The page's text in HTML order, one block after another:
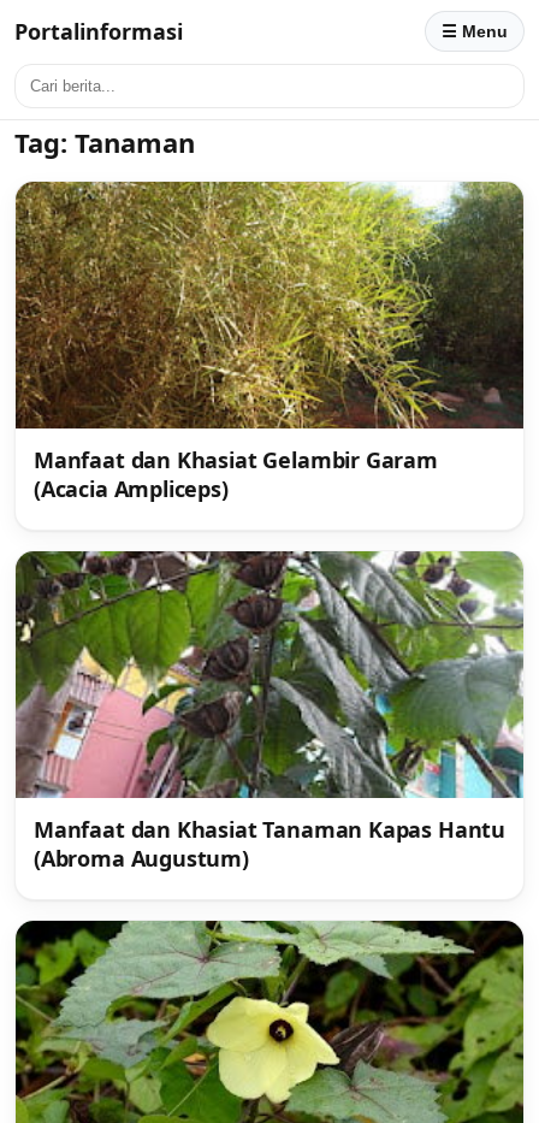
Portalinformasi ☰ Menu
Tag: Tanaman
Manfaat dan Khasiat Gelambir Garam
(Acacia Ampliceps)
Manfaat dan Khasiat Tanaman Kapas Hantu
(Abroma Augustum)